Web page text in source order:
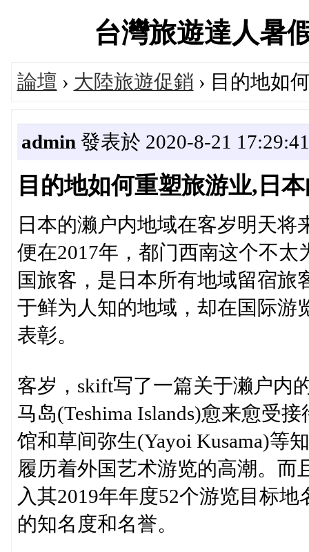
台灣旅遊達人暑
論壇 › 大陸旅遊促銷 › 目的地如
admin 發表於 2020-8-21 17:29:41
目的地如何重塑旅游业,日
日本的濑户内地域在客岁明天将
便在2017年，都门西南这个不
国旅客，是日本所有地域留宿
于鲜为人知的地域，却在国际游
表彰。
客岁，skift写了一篇关于濑户内
马岛(Teshima Islands)愈来愈受
馆和草间弥生(Yayoi Kusama)等
履历着外国艺术游览的高潮。而
入其2019年年度52个游览目标
的知名度和名誉。